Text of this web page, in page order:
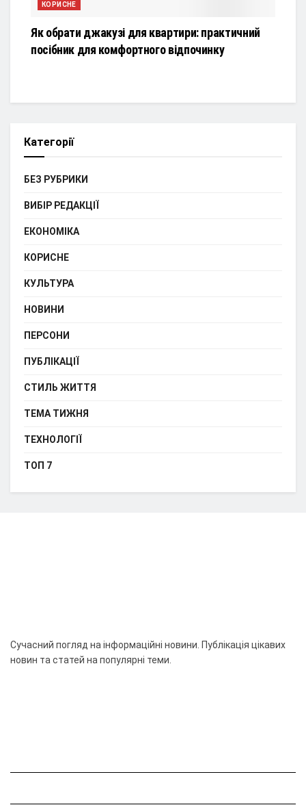
КОРИСНЕ
Як обрати джакузі для квартири: практичний
посібник для комфортного відпочинку
Категорії
БЕЗ РУБРИКИ
ВИБІР РЕДАКЦІЇ
ЕКОНОМІКА
КОРИСНЕ
КУЛЬТУРА
НОВИНИ
ПЕРСОНИ
ПУБЛІКАЦІЇ
СТИЛЬ ЖИТТЯ
ТЕМА ТИЖНЯ
ТЕХНОЛОГІЇ
ТОП 7
Сучасний погляд на інформаційні новини. Публікація цікавих
новин та статей на популярні теми.